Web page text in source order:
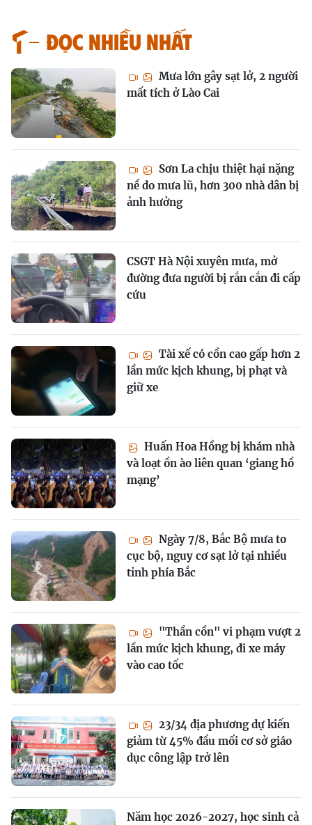
Đọc nhiều nhất
Mưa lớn gây sạt lở, 2 người
mất tích ở Lào Cai
Sơn La chịu thiệt hại nặng
nề do mưa lũ, hơn 300 nhà dân bị
ảnh hưởng
CSGT Hà Nội xuyên mưa, mở
đường đưa người bị rắn cắn đi cấp
cứu
Tài xế có cồn cao gấp hơn 2
lần mức kịch khung, bị phạt và
giữ xe
Huấn Hoa Hồng bị khám nhà
và loạt ồn ào liên quan ‘giang hồ
mạng’
Ngày 7/8, Bắc Bộ mưa to
cục bộ, nguy cơ sạt lở tại nhiều
tỉnh phía Bắc
"Thần cồn" vi phạm vượt 2
lần mức kịch khung, đi xe máy
vào cao tốc
23/34 địa phương dự kiến
giảm từ 45% đầu mối cơ sở giáo
dục công lập trở lên
Năm học 2026-2027, học sinh cả